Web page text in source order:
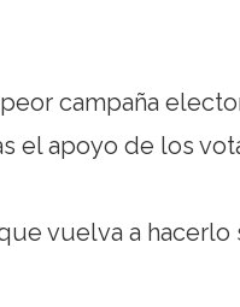
campaña
el apoyo de los
vuelva a